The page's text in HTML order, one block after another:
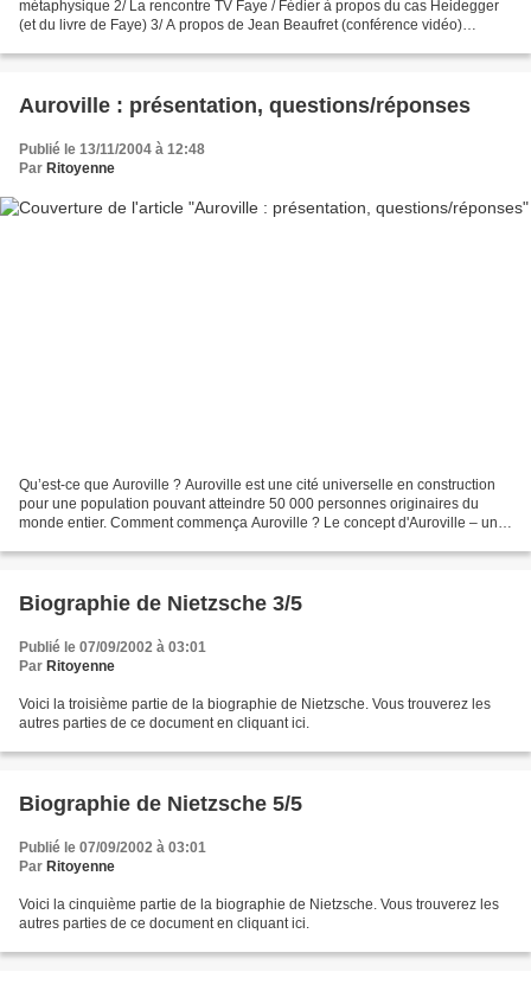
métaphysique 2/ La rencontre TV Faye / Fédier à propos du cas Heidegger
(et du livre de Faye) 3/ A propos de Jean Beaufret (conférence vidéo)
Auroville : présentation, questions/réponses
Publié le 13/11/2004 à 12:48
Par Ritoyenne
Qu’est-ce que Auroville ? Auroville est une cité universelle en construction
pour une population pouvant atteindre 50 000 personnes originaires du
monde entier. Comment commença Auroville ? Le concept d'Auroville – une
Biographie de Nietzsche 3/5
Publié le 07/09/2002 à 03:01
Par Ritoyenne
Voici la troisième partie de la biographie de Nietzsche. Vous trouverez les
autres parties de ce document en cliquant ici.
Biographie de Nietzsche 5/5
Publié le 07/09/2002 à 03:01
Par Ritoyenne
Voici la cinquième partie de la biographie de Nietzsche. Vous trouverez les
autres parties de ce document en cliquant ici.